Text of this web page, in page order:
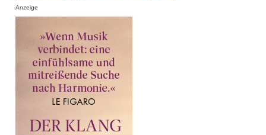
Anzeige